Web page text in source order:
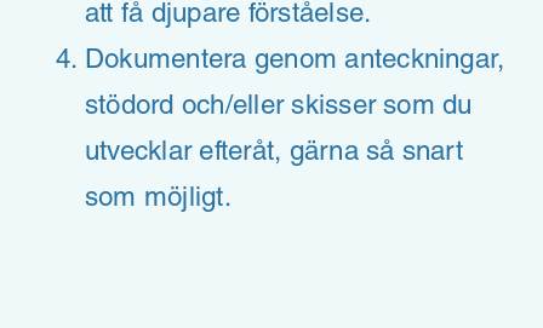
att få djupare förståelse.
Dokumentera genom anteckningar,
stödord och/eller skisser som du
utvecklar efteråt, gärna så snart
som möjligt.